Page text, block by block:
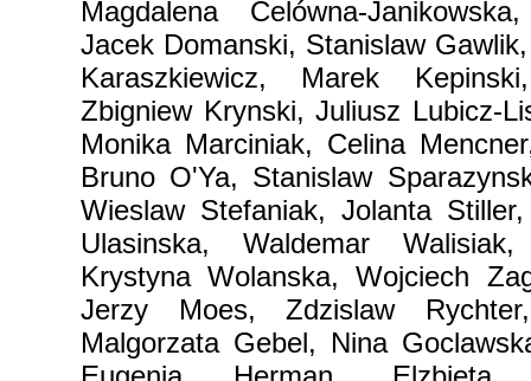
Magdalena Celówna-
Jacek Domanski, Stanislaw
Karaszkiewicz, Marek
Zbigniew Krynski, Juliusz Lubicz-
Monika Marciniak, Celina
Bruno O'Ya, Stanislaw
Wieslaw Stefaniak, Jolanta
Ulasinska, Waldemar
Krystyna Wolanska, Wojciech
Jerzy Moes, Zdzislaw
Malgorzata Gebel, Nina